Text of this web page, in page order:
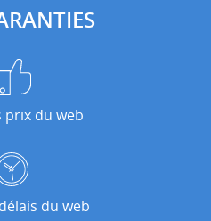
prix du web
du web